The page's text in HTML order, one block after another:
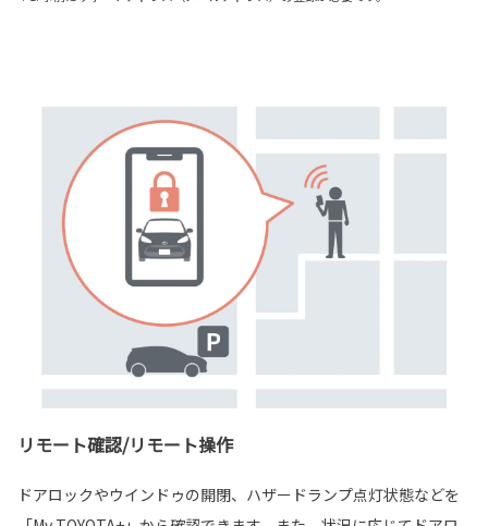
リモート確認/リモート操作
ドアロックやウインドゥの開閉、ハザードランプ点灯状態などを